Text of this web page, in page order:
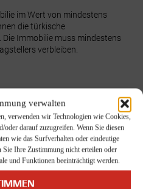
verwalten
verwenden wir Technologien wie Cookies,
oder darauf zuzugreifen. Wenn Sie diesen
wie das Surfverhalten oder eindeutige
Sie Ihre Zustimmung nicht erteilen oder
und Funktionen beeinträchtigt werden.
im Wert von mindestens
die türkische
Immobilie muss mindestens
verbleiben.
eine sorgfältige Vorbereitung in
Unterschiede und rechtliche
ist in Ballungsräumen
stark umkämpft, die
des Landes. Wer bereit ist, in
in ländliche Regionen
deutlich günstigeren Wohnraum –